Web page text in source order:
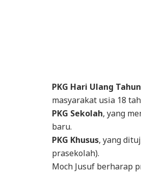
PKG Hari Ulang Tahun
masyarakat usia 18
PKG Sekolah, yang
baru.
PKG Khusus, yang
prasekolah).
Moch Jusuf berharap